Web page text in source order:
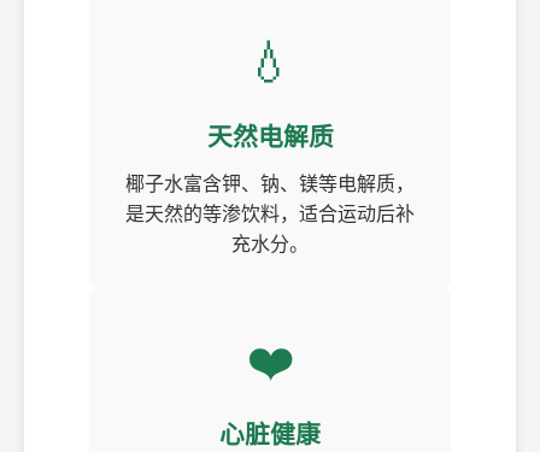
💧
天然电解质
椰子水富含钾、钠、镁等电解质，
是天然的等渗饮料，适合运动后补
充水分。
❤️
心脏健康